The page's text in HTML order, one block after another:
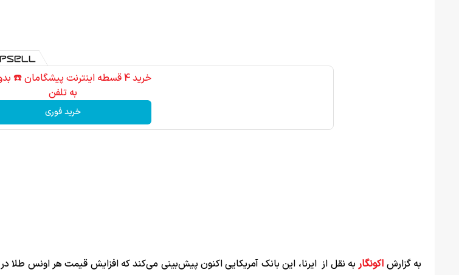
خرید 4 قسطه اینترنت پیشگامان ☎️
به تلفن
خرید فوری
به گزارش اکونگار